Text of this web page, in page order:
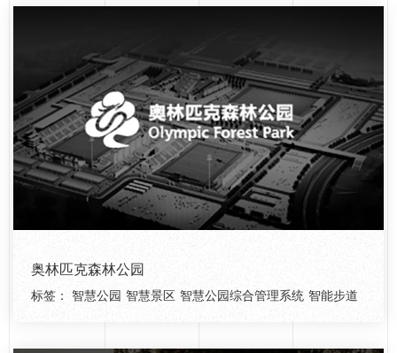
奥林匹克森林公园
标签： 智慧公园 智慧景区 智慧公园综合管理系统 智能步道